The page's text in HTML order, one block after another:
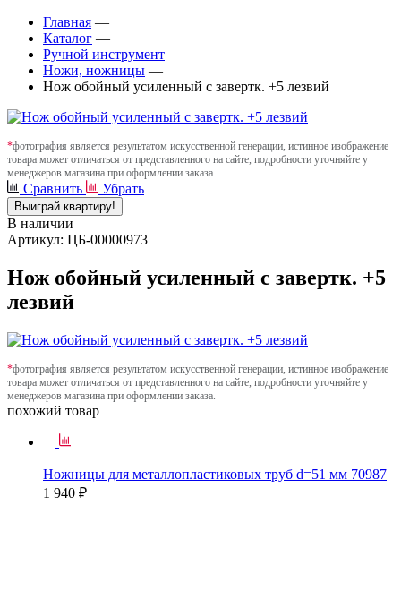
Главная —
Каталог —
Ручной инструмент —
Ножи, ножницы —
Нож обойный усиленный с завертк. +5 лезвий
*фотография является результатом искусственной генерации, истинное изображение
товара может отличаться от представленного на сайте, подробности уточняйте у
менеджеров магазина при оформлении заказа.
Сравнить Убрать
Выиграй квартиру!
В наличии
Артикул: ЦБ-00000973
Нож обойный усиленный с завертк. +5
лезвий
*фотография является результатом искусственной генерации, истинное изображение
товара может отличаться от представленного на сайте, подробности уточняйте у
менеджеров магазина при оформлении заказа.
похожий товар
Ножницы для металлопластиковых труб d=51 мм 70987
1 940 ₽